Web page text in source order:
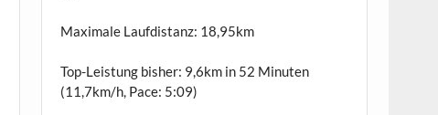
Maximale Laufdistanz: 18,95km
Top-Leistung bisher: 9,6km in 52 Minuten
(11,7km/h, Pace: 5:09)